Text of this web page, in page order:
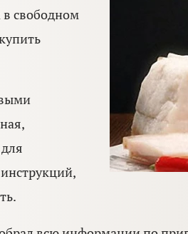
в свободном